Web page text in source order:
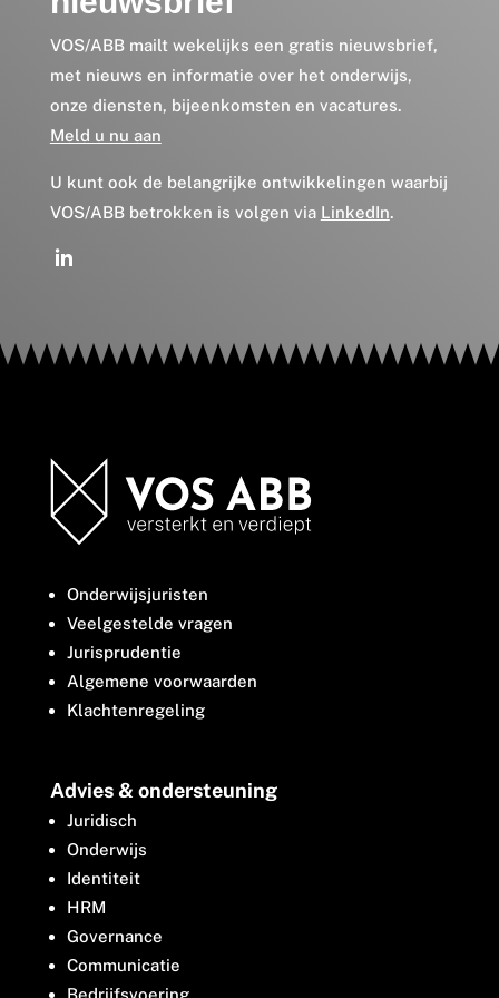
VOS/ABB mailt wekelijks een gratis nieuwsbrief,
met nieuws en informatie over het onderwijs,
onze diensten, bijeenkomsten en vacatures.
Meld u nu aan
U kunt ook de belangrijke ontwikkelingen waarbij
VOS/ABB betrokken is volgen via LinkedIn.
Onderwijsjuristen
Veelgestelde vragen
Jurisprudentie
Algemene voorwaarden
Klachtenregeling
Advies & ondersteuning
Juridisch
Onderwijs
Identiteit
HRM
Governance
Communicatie
Bedrijfsvoering